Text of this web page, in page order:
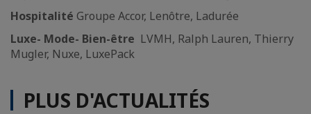
Hospitalité Groupe Accor, Lenôtre, Ladurée
Luxe- Mode- Bien-être LVMH, Ralph Lauren, Thierry
Mugler, Nuxe, LuxePack
PLUS D'ACTUALITÉS